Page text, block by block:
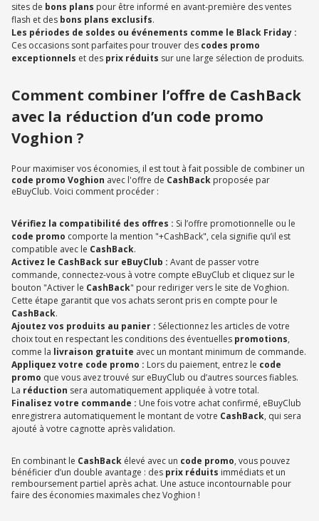
sites de bons plans pour être informé en avant-première des ventes
flash et des bons plans exclusifs.
Les périodes de soldes ou événements comme le Black Friday :
Ces occasions sont parfaites pour trouver des codes promo
exceptionnels et des prix réduits sur une large sélection de produits.
Comment combiner l’offre de CashBack
avec la réduction d’un code promo
Voghion ?
Pour maximiser vos économies, il est tout à fait possible de combiner un
code promo Voghion avec l'offre de CashBack proposée par
eBuyClub. Voici comment procéder :
Vérifiez la compatibilité des offres : Si l’offre promotionnelle ou le
code promo comporte la mention "+CashBack", cela signifie qu’il est
compatible avec le CashBack.
Activez le CashBack sur eBuyClub : Avant de passer votre
commande, connectez-vous à votre compte eBuyClub et cliquez sur le
bouton "Activer le CashBack" pour rediriger vers le site de Voghion.
Cette étape garantit que vos achats seront pris en compte pour le
CashBack.
Ajoutez vos produits au panier : Sélectionnez les articles de votre
choix tout en respectant les conditions des éventuelles promotions,
comme la livraison gratuite avec un montant minimum de commande.
Appliquez votre code promo : Lors du paiement, entrez le code
promo que vous avez trouvé sur eBuyClub ou d’autres sources fiables.
La réduction sera automatiquement appliquée à votre total.
Finalisez votre commande : Une fois votre achat confirmé, eBuyClub
enregistrera automatiquement le montant de votre CashBack, qui sera
ajouté à votre cagnotte après validation.
En combinant le CashBack élevé avec un code promo, vous pouvez
bénéficier d’un double avantage : des prix réduits immédiats et un
remboursement partiel après achat. Une astuce incontournable pour
faire des économies maximales chez Voghion !